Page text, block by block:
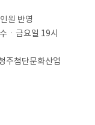
원 반영
ㆍ금요일 19시
주첨단문화산업